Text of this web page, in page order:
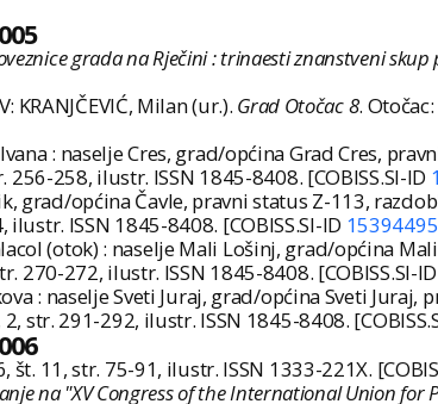
grada na Rječini : trinaesti znanstveni skup
KRANJČEVIĆ, Milan (ur.). Grad Otočac 8.
: naselje Cres, grad/općina Grad Cres,
256-258, ilustr. ISSN 1845-8408. [COBISS.SI-ID
grad/općina Čavle, pravni status Z-113,
ISSN 1845-8408. [COBISS.SI-ID
(otok) : naselje Mali Lošinj, grad/općina
270-272, ilustr. ISSN 1845-8408. [COBISS.SI-ID
: naselje Sveti Juraj, grad/općina Sveti
2, str. 291-292, ilustr. ISSN 1845-8408.
št. 11, str. 75-91, ilustr. ISSN 1333-221X.
na "XV Congress of the International Union for